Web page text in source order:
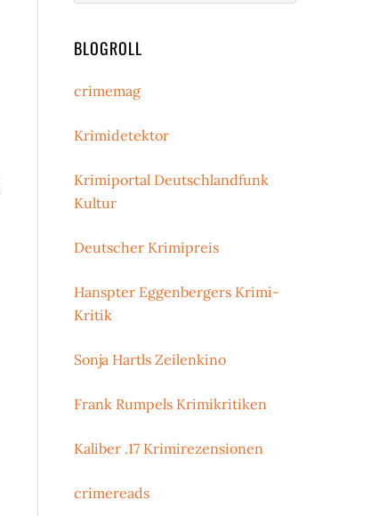
BLOGROLL
crimemag
Krimidetektor
Krimiportal Deutschlandfunk
Kultur
Deutscher Krimipreis
Hanspter Eggenbergers Krimi-
Kritik
Sonja Hartls Zeilenkino
Frank Rumpels Krimikritiken
Kaliber .17 Krimirezensionen
crimereads